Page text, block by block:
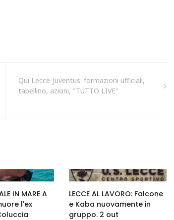
Qui Lecce-Juventus: formazioni ufficiali,
tabellino, azioni, "TUTTO LIVE"
IN MARE A
l'ex
LECCE AL LAVORO: Falcone
e Kaba nuovamente in
gruppo. 2 out